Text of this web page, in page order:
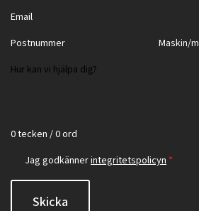
0 tecken / 0 ord
Jag godkännerintegritetspolicyn *
Skicka